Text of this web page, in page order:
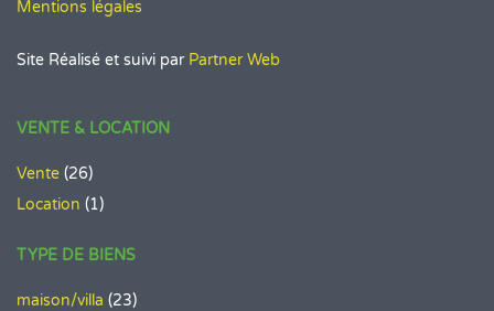
Mentions légales
Site Réalisé et suivi par Partner Web
VENTE & LOCATION
Vente (26)
Location (1)
TYPE DE BIENS
maison/villa (23)